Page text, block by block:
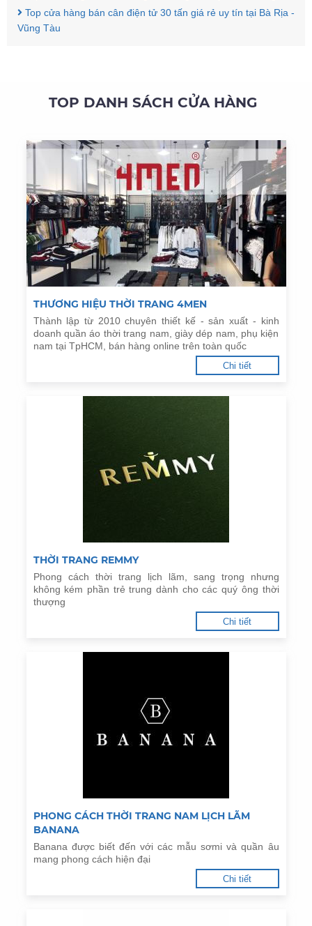
Top cửa hàng bán cân điện tử 30 tấn giá rẻ uy tín tại Bà Rịa -
Vũng Tàu
TOP DANH SÁCH CỬA HÀNG
THƯƠNG HIỆU THỜI TRANG 4MEN
Thành lập từ 2010 chuyên thiết kế - sản xuất - kinh
doanh quần áo thời trang nam, giày dép nam, phụ kiện
nam tại TpHCM, bán hàng online trên toàn quốc
Chi tiết
THỜI TRANG REMMY
Phong cách thời trang lịch lãm, sang trọng nhưng
không kém phần trẻ trung dành cho các quý ông thời
thượng
Chi tiết
PHONG CÁCH THỜI TRANG NAM LỊCH LÃM
BANANA
Banana được biết đến với các mẫu sơmi và quần âu
mang phong cách hiện đại
Chi tiết